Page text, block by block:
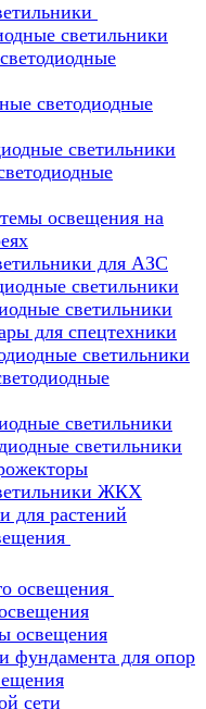
светильники
светодиодные
светильники
освещения на
для АЗС
светильники
светильники
для спецтехники
светильники
светильники
светильники
ЖКХ
для растений
освещения
освещения
фундамента для опор
сети